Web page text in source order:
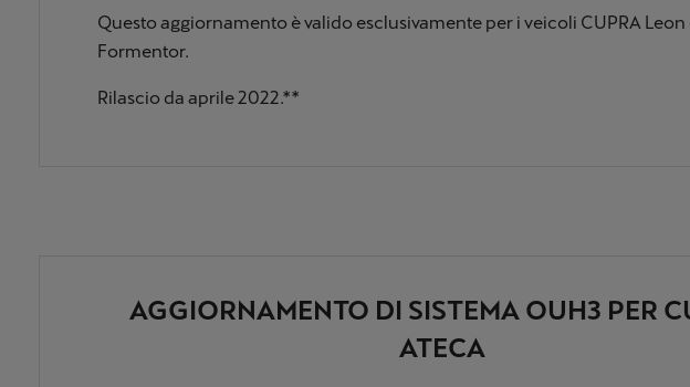
Questo aggiornamento è valido esclusivamente per i veicoli CUPRA Leon
Formentor.
Rilascio da aprile 2022.**
AGGIORNAMENTO DI SISTEMA OUH3 PER
ATECA